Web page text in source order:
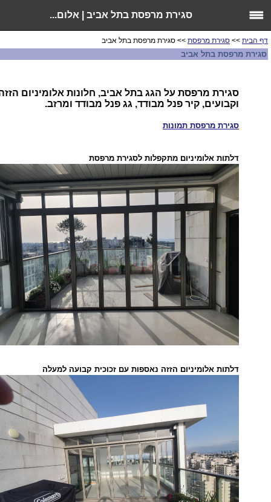
סגירת מרפסת בתל אביב | אלום...
דף הבית >> סגירת מרפסת >> סגירת מרפסת בתל אביב
סגירת מרפסת בתל אביב
סגירת מרפסת על הגג בתל אביב, חלונות אלומיניום
וקבועים, קיר פנל מבודד, גג פנל מבודד ומרזב.
סגירת מרפסת תמונות
דלתות אלומיניום מתקפלות לסגירת מרפסת
דלתות אלומיניום הזזה נאספות עם זכוכית קבועה למעלה